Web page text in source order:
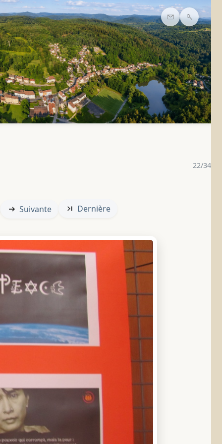
Contact
22/34
Suivante Dernière